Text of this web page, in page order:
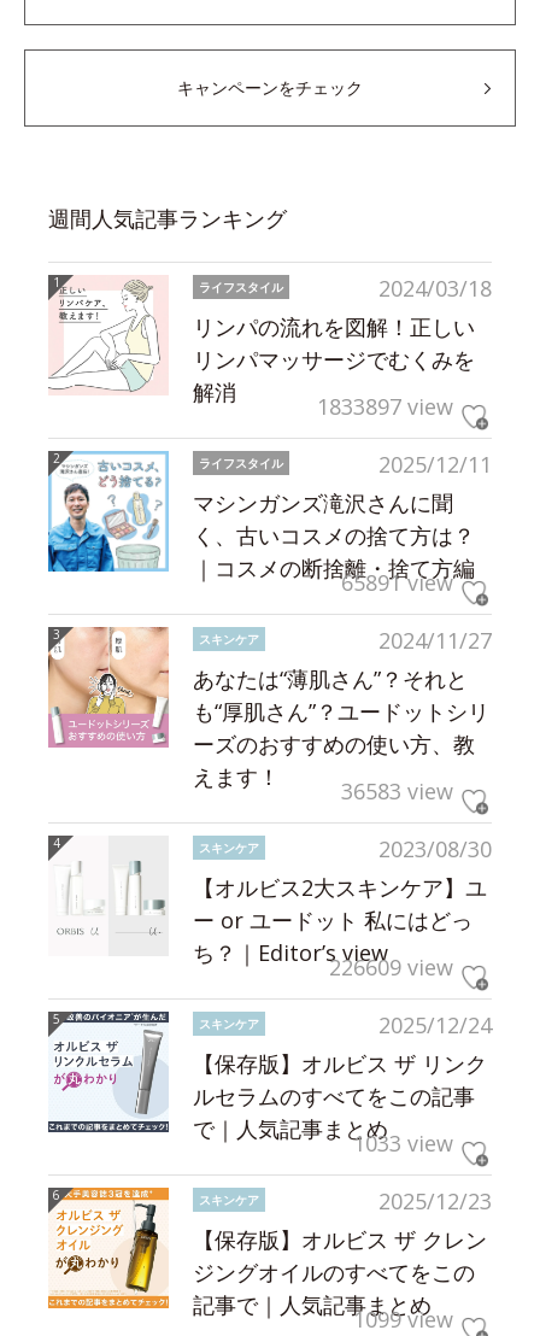
キャンペーンをチェック
週間人気記事ランキング
2024/03/18
ライフスタイル
リンパの流れを図解！正しい
リンパマッサージでむくみを
解消
1833897 view
2025/12/11
ライフスタイル
マシンガンズ滝沢さんに聞
く、古いコスメの捨て方は？
｜コスメの断捨離・捨て方編
65891 view
2024/11/27
スキンケア
あなたは“薄肌さん”？それと
も“厚肌さん”？ユードットシリ
ーズのおすすめの使い方、教
えます！
36583 view
2023/08/30
スキンケア
【オルビス2大スキンケア】ユ
ー or ユードット 私にはどっ
ち？｜Editor’s view226609 view
2025/12/24
スキンケア
【保存版】オルビス ザ リンク
ルセラムのすべてをこの記事
で｜人気記事まとめ1033 view
2025/12/23
スキンケア
【保存版】オルビス ザ クレン
ジングオイルのすべてをこの
記事で｜人気記事まとめ
1099 view